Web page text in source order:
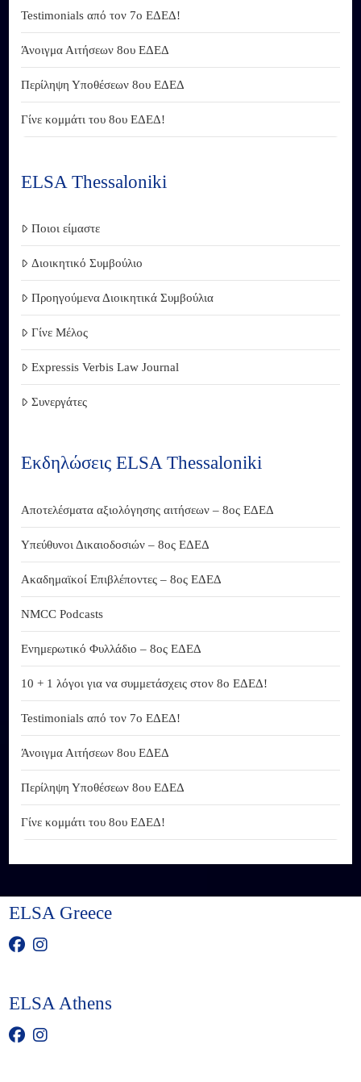
Testimonials από τον 7ο ΕΔΕΔ!
Άνοιγμα Αιτήσεων 8ου ΕΔΕΔ
Περίληψη Υποθέσεων 8ου ΕΔΕΔ
Γίνε κομμάτι του 8ου ΕΔΕΔ!
ELSA Thessaloniki
Ποιοι είμαστε
Διοικητικό Συμβούλιο
Προηγούμενα Διοικητικά Συμβούλια
Γίνε Μέλος
Expressis Verbis Law Journal
Συνεργάτες
Εκδηλώσεις ELSA Thessaloniki
Αποτελέσματα αξιολόγησης αιτήσεων – 8ος ΕΔΕΔ
Υπεύθυνοι Δικαιοδοσιών – 8ος ΕΔΕΔ
Ακαδημαϊκοί Επιβλέποντες – 8ος ΕΔΕΔ
NMCC Podcasts
Ενημερωτικό Φυλλάδιο – 8ος ΕΔΕΔ
10 + 1 λόγοι για να συμμετάσχεις στον 8ο ΕΔΕΔ!
Testimonials από τον 7ο ΕΔΕΔ!
Άνοιγμα Αιτήσεων 8ου ΕΔΕΔ
Περίληψη Υποθέσεων 8ου ΕΔΕΔ
Γίνε κομμάτι του 8ου ΕΔΕΔ!
ELSA Greece
ELSA Athens